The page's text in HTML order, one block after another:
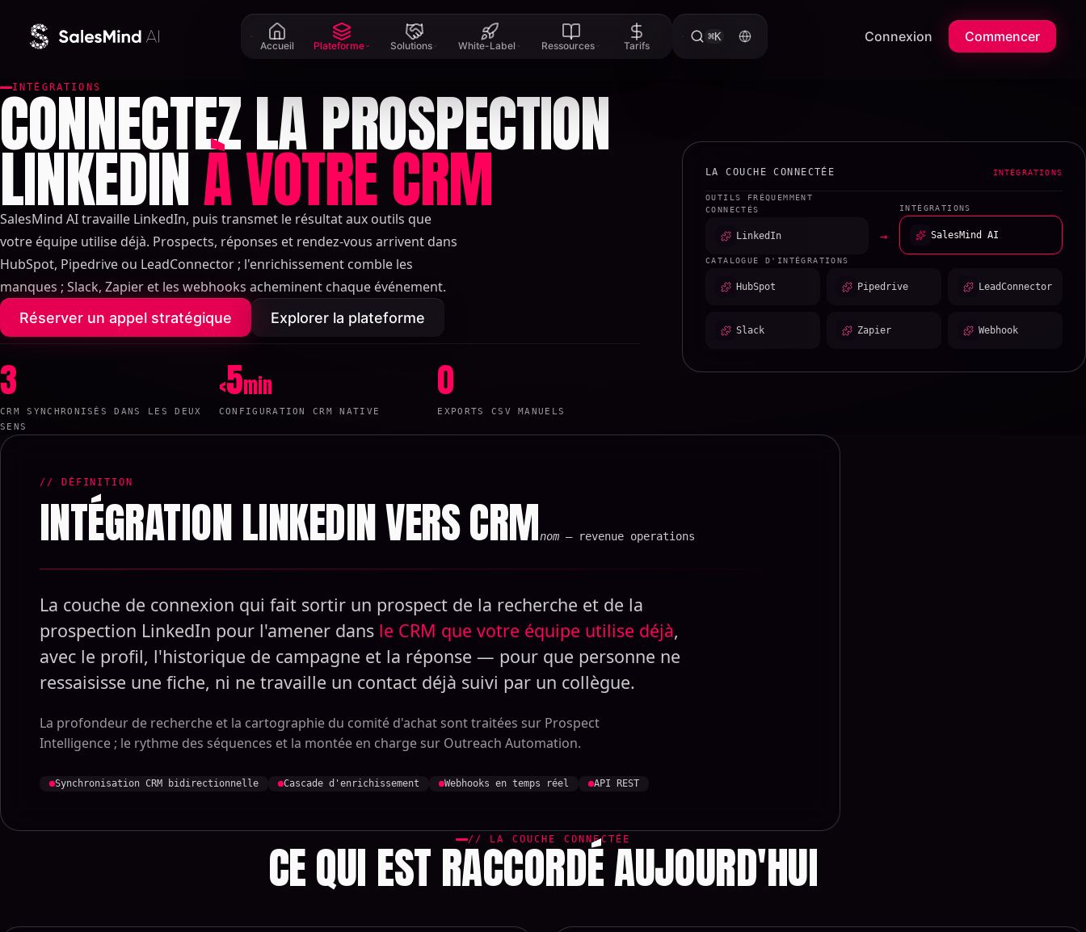
Accueil Plateforme Solutions White-Label Ressources Tarifs
⌘K Connexion Commencer
INTÉGRATIONS
CONNECTEZ LA PROSPECTION
LINKEDINÀ VOTRE CRM
SalesMind AI travaille LinkedIn, puis transmet le résultat aux outils que
votre équipe utilise déjà. Prospects, réponses et rendez-vous arrivent dans
HubSpot, Pipedrive ou LeadConnector ; l'enrichissement comble les
manques ; Slack, Zapier et les webhooks acheminent chaque événement.
Réserver un appel stratégique Explorer la plateforme
3
CRM SYNCHRONISÉS DANS LES DEUX
SENS
<5min
CONFIGURATION CRM NATIVE
0
EXPORTS CSV MANUELS
LA COUCHE CONNECTÉE INTÉGRATIONS
OUTILS FRÉQUEMMENT
CONNECTÉS
LinkedIn →
INTÉGRATIONS
SalesMind AI
CATALOGUE D'INTÉGRATIONS
HubSpot Pipedrive LeadConnector
Slack Zapier Webhook
// DÉFINITION
INTÉGRATION LINKEDIN VERS CRMnom — revenue operations
La couche de connexion qui fait sortir un prospect de la recherche et de la
prospection LinkedIn pour l'amener dans le CRM que votre équipe utilise déjà,
avec le profil, l'historique de campagne et la réponse — pour que personne ne
ressaisisse une fiche, ni ne travaille un contact déjà suivi par un collègue.
La profondeur de recherche et la cartographie du comité d'achat sont traitées sur Prospect
Intelligence ; le rythme des séquences et la montée en charge sur Outreach Automation.
Synchronisation CRM bidirectionnelle Cascade d'enrichissement Webhooks en temps réel API REST
// LA COUCHE CONNECTÉE
CE QUI EST RACCORDÉ AUJOURD'HUI